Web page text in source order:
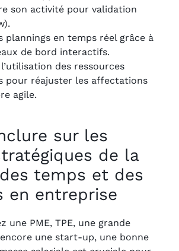
son activité pour validation
plannings en temps réel grâce à
de bord interactifs.
des ressources
pour réajuster les affectations
agile.
sur les
de la
temps et des
en entreprise
une PME, TPE, une grande
une start-up, une bonne